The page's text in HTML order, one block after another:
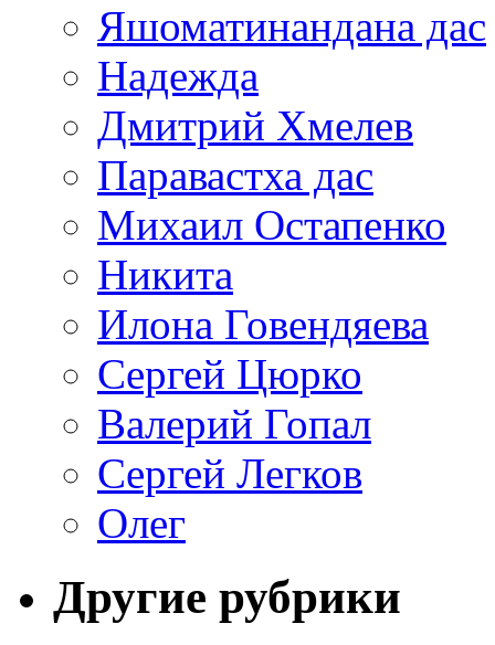
Яшоматинандана дас
Надежда
Дмитрий Хмелев
Паравастха дас
Михаил Остапенко
Никита
Илона Говендяева
Сергей Цюрко
Валерий Гопал
Сергей Легков
Олег
Другие рубрики